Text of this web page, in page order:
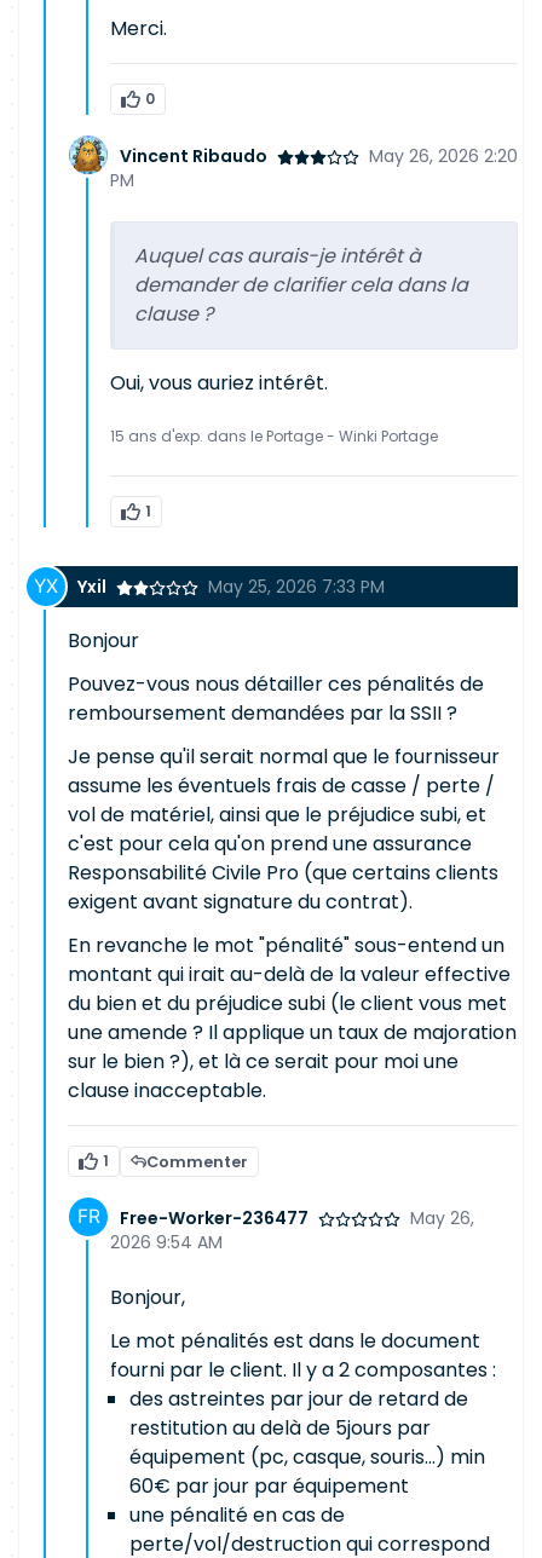
Merci.
0
Vincent Ribaudo
May 26, 2026 2:20
PM
Auquel cas aurais-je intérêt à
demander de clarifier cela dans la
clause ?
Oui, vous auriez intérêt.
15 ans d'exp. dans le Portage - Winki Portage
1
Yxil May 25, 2026 7:33 PM
Bonjour
Pouvez-vous nous détailler ces pénalités de
remboursement demandées par la SSII ?
Je pense qu'il serait normal que le fournisseur
assume les éventuels frais de casse / perte /
vol de matériel, ainsi que le préjudice subi, et
c'est pour cela qu'on prend une assurance
Responsabilité Civile Pro (que certains clients
exigent avant signature du contrat).
En revanche le mot "pénalité" sous-entend un
montant qui irait au-delà de la valeur effective
du bien et du préjudice subi (le client vous met
une amende ? Il applique un taux de majoration
sur le bien ?), et là ce serait pour moi une
clause inacceptable.
1 Commenter
Free-Worker-236477
May 26,
2026 9:54 AM
Bonjour,
Le mot pénalités est dans le document
fourni par le client. Il y a 2 composantes :
des astreintes par jour de retard de
restitution au delà de 5jours par
équipement (pc, casque, souris...) min
60€ par jour par équipement
une pénalité en cas de
perte/vol/destruction qui correspond